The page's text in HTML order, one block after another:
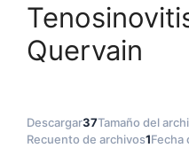
Quervain
Descargar37Tamaño del
Recuento de archivos1Fecha